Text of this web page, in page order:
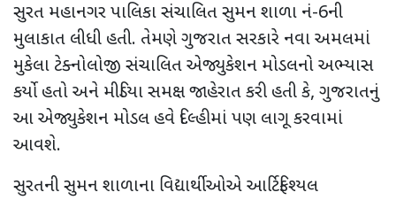
સુરત મહાનગર પાલિકા સંચાલિત સુમન શાળા નં-6ની
મુલાકાત લીધી હતી. તેમણે ગુજરાત સરકારે નવા અમલમાં
મુકેલા ટેક્નોલોજી સંચાલિત એજ્યુકેશન મોડલનો અભ્યાસ
કર્યો હતો અને મીડિયા સમક્ષ જાહેરાત કરી હતી કે, ગુજરાતનું
આ એજ્યુકેશન મોડલ હવે દિલ્હીમાં પણ લાગૂ કરવામાં
આવશે.
સુરતની સુમન શાળાના વિદ્યાર્થીઓએ આર્ટિફિશ્યલ